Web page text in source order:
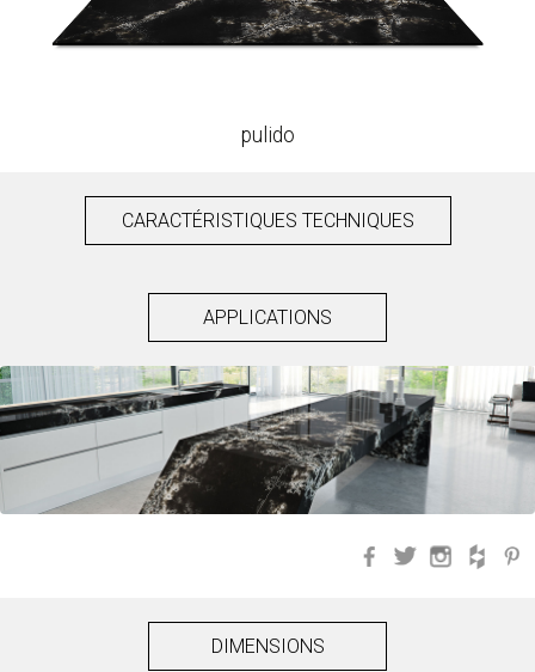
pulido
CARACTÉRISTIQUES TECHNIQUES
APPLICATIONS
Facebook
Twitter
DIMENSIONS